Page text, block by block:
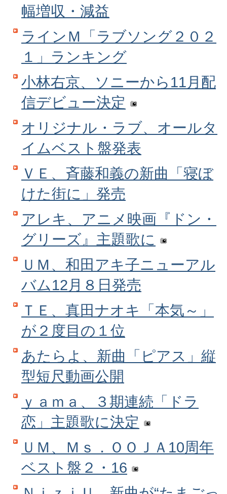
幅増収・減益
ラインＭ「ラブソング２０２
１」ランキング
小林右京、ソニーから11月配
信デビュー決定
オリジナル・ラブ、オールタ
イムベスト盤発表
ＶＥ、斉藤和義の新曲「寝ぼ
けた街に」発売
アレキ、アニメ映画『ドン・
グリーズ』主題歌に
ＵＭ、和田アキ子ニューアル
バム12月８日発売
ＴＥ、真田ナオキ「本気～」
が２度目の１位
あたらよ、新曲「ピアス」縦
型短尺動画公開
ｙａｍａ、３期連続「ドラ
恋」主題歌に決定
ＵＭ、Ｍｓ．ＯＯＪＡ10周年
ベスト盤２・16